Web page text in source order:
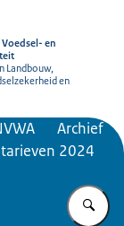
en
Landbouw,
en
Archief
2024